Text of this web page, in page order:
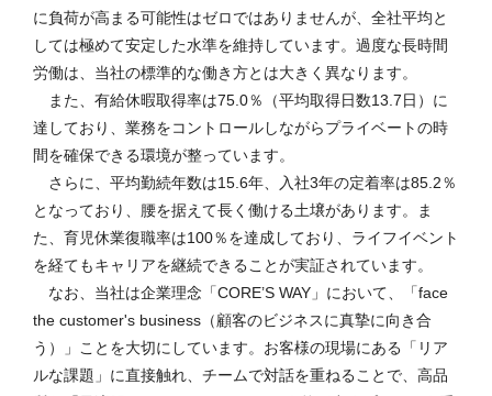
に負荷が高まる可能性はゼロではありませんが、全社平均と
しては極めて安定した水準を維持しています。過度な長時間
労働は、当社の標準的な働き方とは大きく異なります。
また、有給休暇取得率は75.0％（平均取得日数13.7日）に
達しており、業務をコントロールしながらプライベートの時
間を確保できる環境が整っています。
さらに、平均勤続年数は15.6年、入社3年の定着率は85.2％
となっており、腰を据えて長く働ける土壌があります。ま
た、育児休業復職率は100％を達成しており、ライフイベント
を経てもキャリアを継続できることが実証されています。
なお、当社は企業理念「CORE’S WAY」において、「face
the customer's business（顧客のビジネスに真摯に向き合
う）」ことを大切にしています。お客様の現場にある「リア
ルな課題」に直接触れ、チームで対話を重ねることで、高品